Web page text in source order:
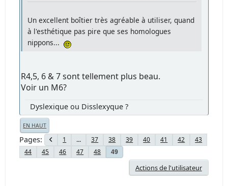
Un excellent boîtier très agréable à utiliser, quand
à l'esthétique pas pire que ses homologues
nippons...
R4,5, 6 & 7 sont tellement plus beau.
Voir un M6?
Dyslexique ou Disslexyque ?
EN HAUT
Pages 1 ... 37 38 39 40 41 42
43
44
45 46 47 48 49
Actions de l'utilisateur